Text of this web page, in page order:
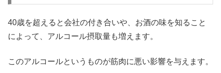
40歳を超えると会社の付き合いや、お酒の味を知ること
によって、アルコール摂取量も増えます。
このアルコールというものが筋肉に悪い影響を与えます。